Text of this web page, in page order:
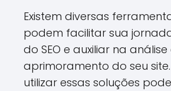
Existem diversas
podem facilitar sua
do SEO e auxiliar na análise
aprimoramento do seu
utilizar essas soluções